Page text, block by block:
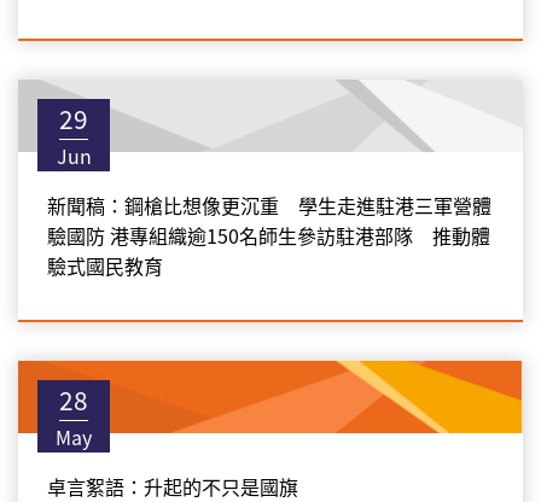
29
Jun
新聞稿：鋼槍比想像更沉重 學生走進駐港三軍營體
驗國防 港專組織逾150名師生參訪駐港部隊 推動體
驗式國民教育
28
May
卓言絮語：升起的不只是國旗